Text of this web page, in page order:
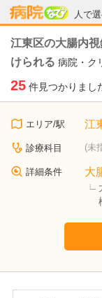
人で
病院な
江東区の大腸内
けられる 病院・ク
25 件見つかりまし
エリア/駅 江
診療科目 (未
詳細条件 大